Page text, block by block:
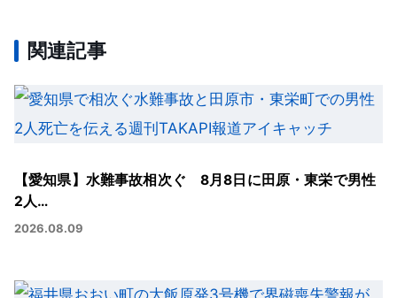
関連記事
【愛知県】水難事故相次ぐ 8月8日に田原・東栄で男性
2人…
2026.08.09